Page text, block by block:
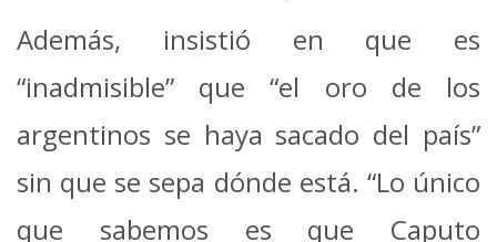
Además, insistió en que es
“inadmisible” que “el oro de los
argentinos se haya sacado del país”
sin que se sepa dónde está. “Lo único
que sabemos es que Caputo